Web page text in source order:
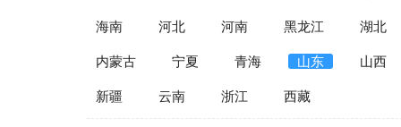
海南 河北 河南 黑龙江 湖北
内蒙古 宁夏 青海 山东 山西
新疆 云南 浙江 西藏